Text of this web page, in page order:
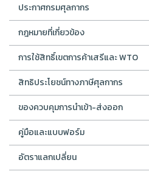
ประกาศกรมศุลกากร
กฎหมายที่เกี่ยวข้อง
การใช้สิทธิ์เขตการค้าเสรีและ WTO
สิทธิประโยชน์ทางภาษีศุลกากร
ของควบคุมการนำเข้า-ส่งออก
คู่มือและแบบฟอร์ม
อัตราแลกเปลี่ยน